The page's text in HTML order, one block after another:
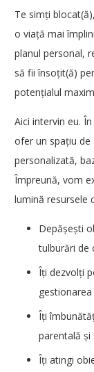
Te simți
o viață mai
planul personal,
să fii însoțit(ă)
potențialul
Aici intervin eu.
ofer un spațiu
personalizată,
Împreună, vom
lumină resursele
Depășești
tulburări de
Îți dezvolți
Îți
parentală și
Îți atingi